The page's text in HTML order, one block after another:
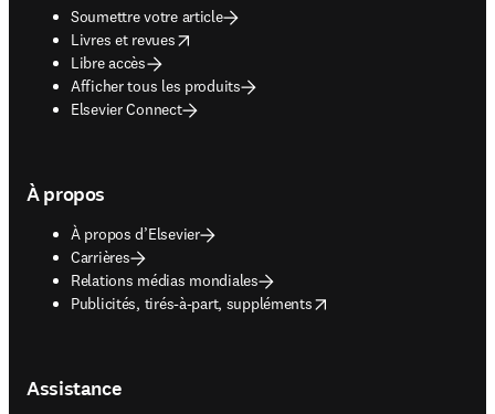
Soumettre votre article
Livres et revues
opens in new tab/window
Libre accès
Afficher tous les produits
Elsevier Connect
À propos
À propos d’Elsevier
Carrières
Relations médias mondiales
Publicités, tirés-à-part, suppléments
opens in new tab/window
Assistance